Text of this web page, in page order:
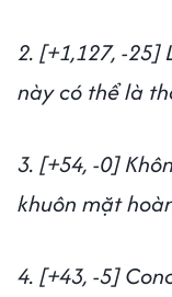
2. [+1,127, -
này có thể là
3. [+54, -0]
khuôn mặt
4. [+43, -5]